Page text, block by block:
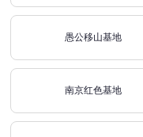
愚公移山基地
南京红色基地